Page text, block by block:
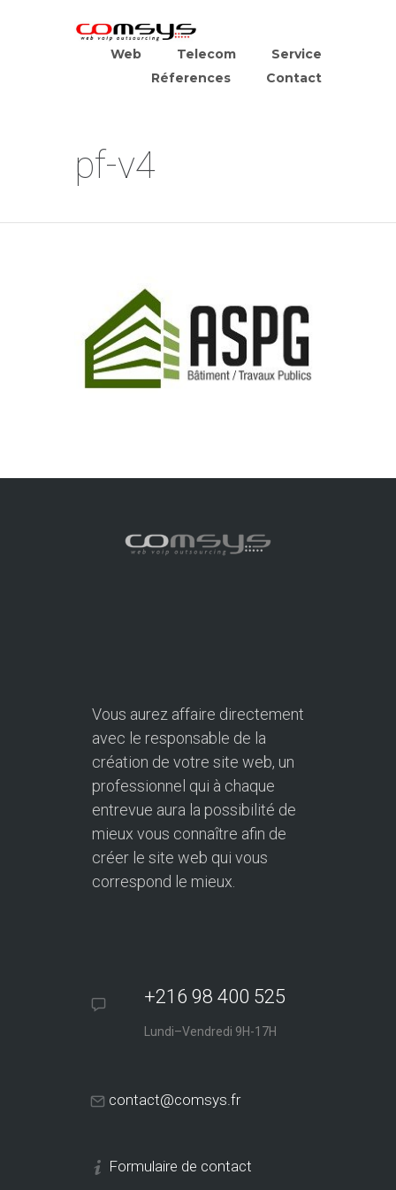
Web Telecom
Service
Réferences
Contact
pf-v4
Vous aurez affaire directement
avec le responsable de la
création de votre site web, un
professionnel qui à chaque
entrevue aura la possibilité de
mieux vous connaître afin de
créer le site web qui vous
correspond le mieux.
+216 98 400 525
Lundi–Vendredi 9H-17H
contact@comsys.fr
Formulaire de contact